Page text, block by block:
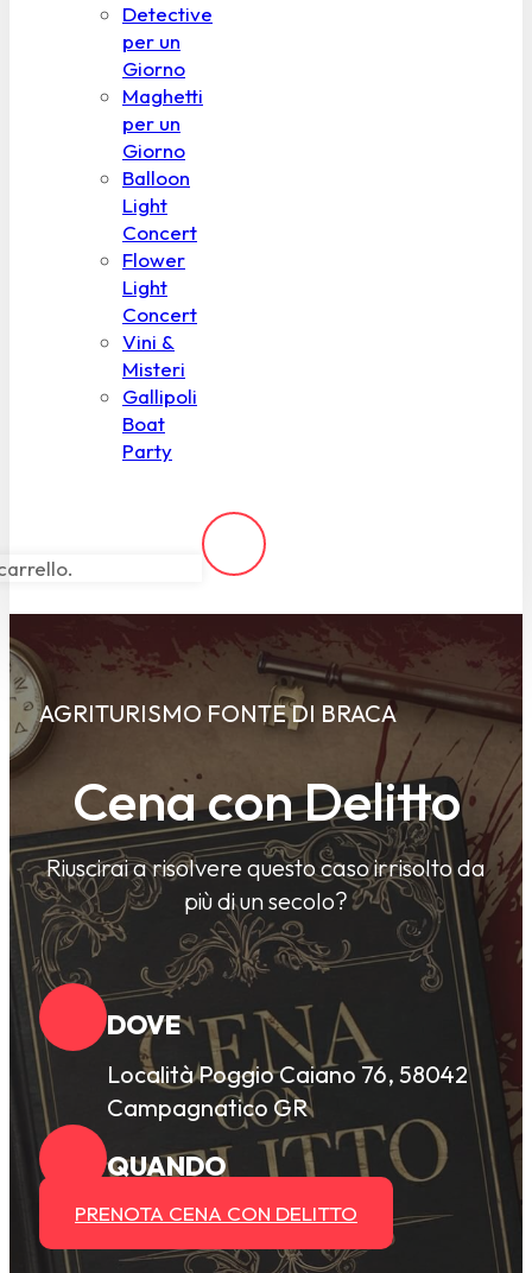
Detective
per un
Giorno
Maghetti
per un
Giorno
Balloon
Light
Concert
Flower
Light
Concert
Vini &
Misteri
Gallipoli
Boat
Party
AGRITURISMO FONTE DI BRACA
Cena con Delitto
Riuscirai a risolvere questo caso irrisolto da
più di un secolo?
DOVE
Località Poggio Caiano 76, 58042
Campagnatico GR
QUANDO
PRENOTA CENA CON DELITTO